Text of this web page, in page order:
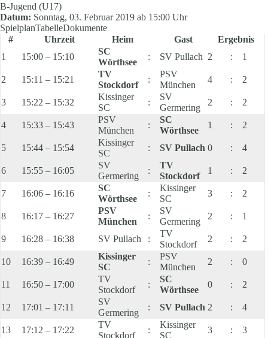
B-Jugend (U17)
Datum: Sonntag, 03. Februar 2019 ab 15:00 Uhr
SpielplanTabelleDokumente
#
Uhrzeit Heim Gast
Ergebnis
1
15:00 – 15:10
SC
Wörthsee
: SV Pullach 2 : 1
2 15:11 – 15:21
TV
Stockdorf
:
PSV
München
4 : 2
3 15:22 – 15:32
Kissinger
SC
:
SV
Germering
2 : 2
4 15:33 – 15:43
PSV
München
:
SC
Wörthsee
1 : 2
5 15:44 – 15:54
Kissinger
SC
: SV Pullach 0 : 4
6 15:55 – 16:05
SV
Germering
:
TV
Stockdorf
1 : 2
7 16:06 – 16:16
SC
Wörthsee
:
Kissinger
SC
3 : 2
8 16:17 – 16:27
PSV
München
:
SV
Germering
2 : 1
9 16:28 – 16:38 SV Pullach :
TV
Stockdorf
2 : 2
10 16:39 – 16:49
Kissinger
SC
:
PSV
München
2 : 0
11 16:50 – 17:00
TV
Stockdorf
:
SC
Wörthsee
0 : 2
12 17:01 – 17:11
SV
Germering
: SV Pullach 2 : 4
13 17:12 – 17:22
TV
Stockdorf
:
Kissinger
SC
3 : 3